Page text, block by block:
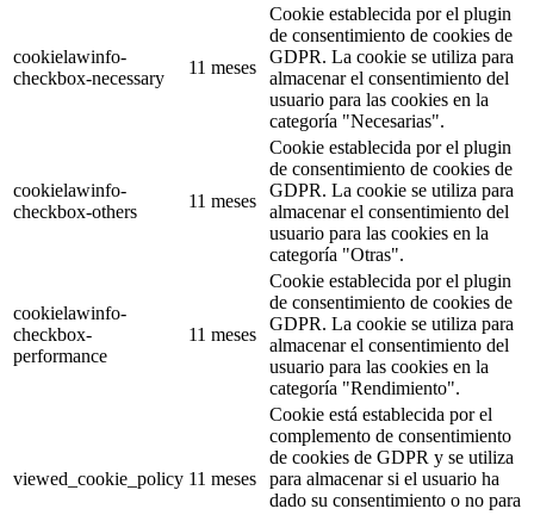
cookielawinfo-
checkbox-necessary
11 meses
Cookie establecida por el plugin
de consentimiento de cookies de
GDPR. La cookie se utiliza para
almacenar el consentimiento del
usuario para las cookies en la
categoría "Necesarias".
cookielawinfo-
checkbox-others
11 meses
Cookie establecida por el plugin
de consentimiento de cookies de
GDPR. La cookie se utiliza para
almacenar el consentimiento del
usuario para las cookies en la
categoría "Otras".
cookielawinfo-
checkbox-
performance
11 meses
Cookie establecida por el plugin
de consentimiento de cookies de
GDPR. La cookie se utiliza para
almacenar el consentimiento del
usuario para las cookies en la
categoría "Rendimiento".
viewed_cookie_policy 11 meses
Cookie está establecida por el
complemento de consentimiento
de cookies de GDPR y se utiliza
para almacenar si el usuario ha
dado su consentimiento o no para